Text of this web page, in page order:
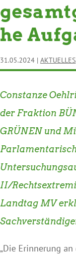
he
31.05.2024 | AKTUELLES
Constanze
der Fraktion
GRÜNEN und
II/
Landtag MV
„Die Erinnerung